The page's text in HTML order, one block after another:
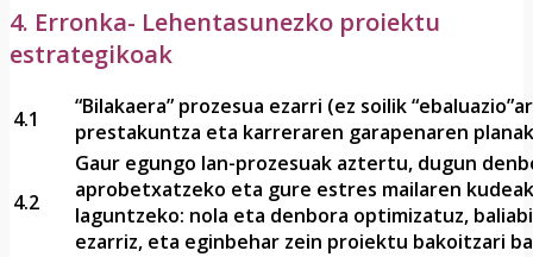
4. Erronka- Lehentasunezko proiektu
estrategikoak
4.1
“Bilakaera” prozesua ezarri (ez soilik
prestakuntza eta karreraren garapenaren
4.2
Gaur egungo lan-prozesuak aztertu, dugun
aprobetxatzeko eta gure estres mailaren
laguntzeko: nola eta denbora optimizatuz,
ezarriz, eta eginbehar zein proiektu bakoitzari